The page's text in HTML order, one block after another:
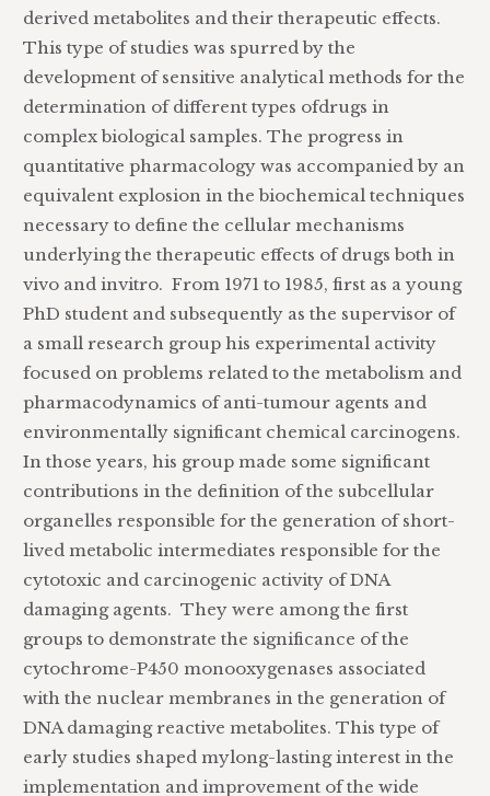
derived metabolites and their therapeutic effects.
This type of studies was spurred by the
development of sensitive analytical methods for the
determination of different types ofdrugs in
complex biological samples. The progress in
quantitative pharmacology was accompanied by an
equivalent explosion in the biochemical techniques
necessary to define the cellular mechanisms
underlying the therapeutic effects of drugs both in
vivo and invitro. From 1971 to 1985, first as a young
PhD student and subsequently as the supervisor of
a small research group his experimental activity
focused on problems related to the metabolism and
pharmacodynamics of anti-tumour agents and
environmentally significant chemical carcinogens.
In those years, his group made some significant
contributions in the definition of the subcellular
organelles responsible for the generation of short-
lived metabolic intermediates responsible for the
cytotoxic and carcinogenic activity of DNA
damaging agents. They were among the first
groups to demonstrate the significance of the
cytochrome-P450 monooxygenases associated
with the nuclear membranes in the generation of
DNA damaging reactive metabolites. This type of
early studies shaped mylong-lasting interest in the
implementation and improvement of the wide